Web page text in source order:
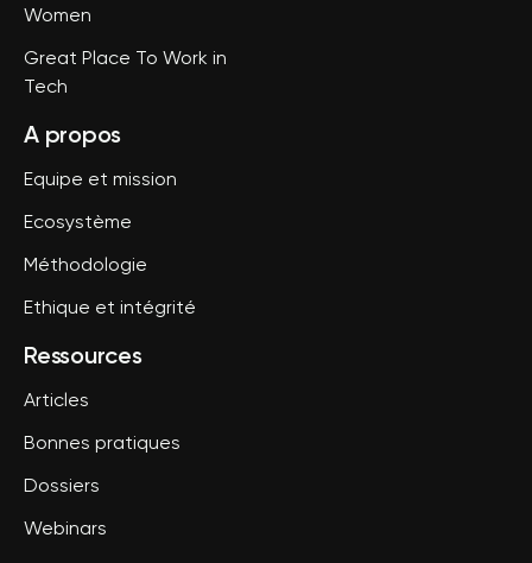
Women
Great Place To Work in
Tech
A propos
Equipe et mission
Ecosystème
Méthodologie
Ethique et intégrité
Ressources
Articles
Bonnes pratiques
Dossiers
Webinars